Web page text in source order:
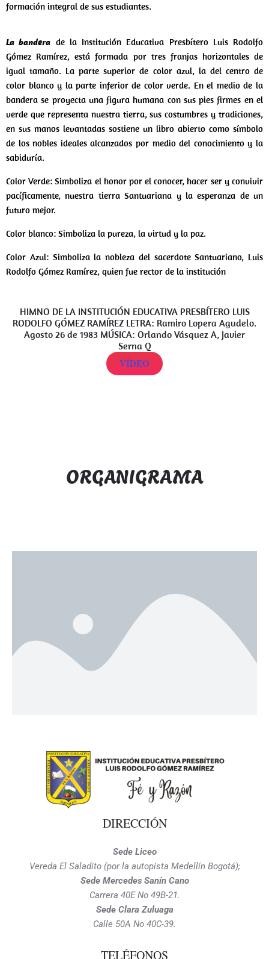
formación integral de sus estudiantes.
La bandera de la Institución Educativa Presbítero Luis Rodolfo
Gómez Ramírez, está formada por tres franjas horizontales de
igual tamaño. La parte superior de color azul, la del centro de
color blanco y la parte inferior de color verde. En el medio de la
bandera se proyecta una figura humana con sus pies firmes en el
verde que representa nuestra tierra, sus costumbres y tradiciones,
en sus manos levantadas sostiene un libro abierto como símbolo
de los nobles ideales alcanzados por medio del conocimiento y la
sabiduría.
Color Verde: Simboliza el honor por el conocer, hacer ser y convivir
pacíficamente, nuestra tierra Santuariana y la esperanza de un
futuro mejor.
Color blanco: Simboliza la pureza, la virtud y la paz.
Color Azul: Simboliza la nobleza del sacerdote Santuariano, Luis
Rodolfo Gómez Ramírez, quien fue rector de la institución
HIMNO DE LA INSTITUCIÓN EDUCATIVA PRESBÍTERO LUIS
RODOLFO GÓMEZ RAMÍREZ LETRA: Ramiro Lopera Agudelo.
Agosto 26 de 1983 MÚSICA: Orlando Vásquez A, Javier
Serna Q
VÍDEO
ORGANIGRAMA
DIRECCIÓN
Sede Liceo
Vereda El Saladito (por la autopista Medellín Bogotá);
Sede Mercedes Sanín Cano
Carrera 40E No 49B-21.
Sede Clara Zuluaga
Calle 50A No 40C-39.
TELÉFONOS